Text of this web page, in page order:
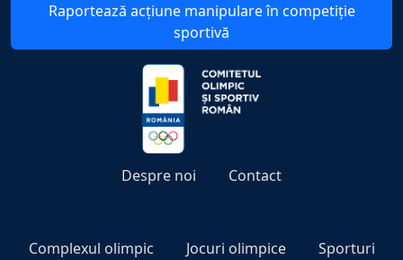
Raportează acțiune manipulare în competiție
sportivă
Despre noi Contact
Complexul olimpic Jocuri olimpice Sporturi